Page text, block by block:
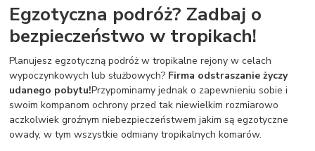
Egzotyczna podróż? Zadbaj o
bezpieczeństwo w tropikach!
Planujesz egzotyczną podróż w tropikalne rejony w celach
wypoczynkowych lub służbowych? Firma odstraszanie życzy
udanego pobytu!Przypominamy jednak o zapewnieniu sobie i
swoim kompanom ochrony przed tak niewielkim rozmiarowo
aczkolwiek groźnym niebezpieczeństwem jakim są egzotyczne
owady, w tym wszystkie odmiany tropikalnych komarów.